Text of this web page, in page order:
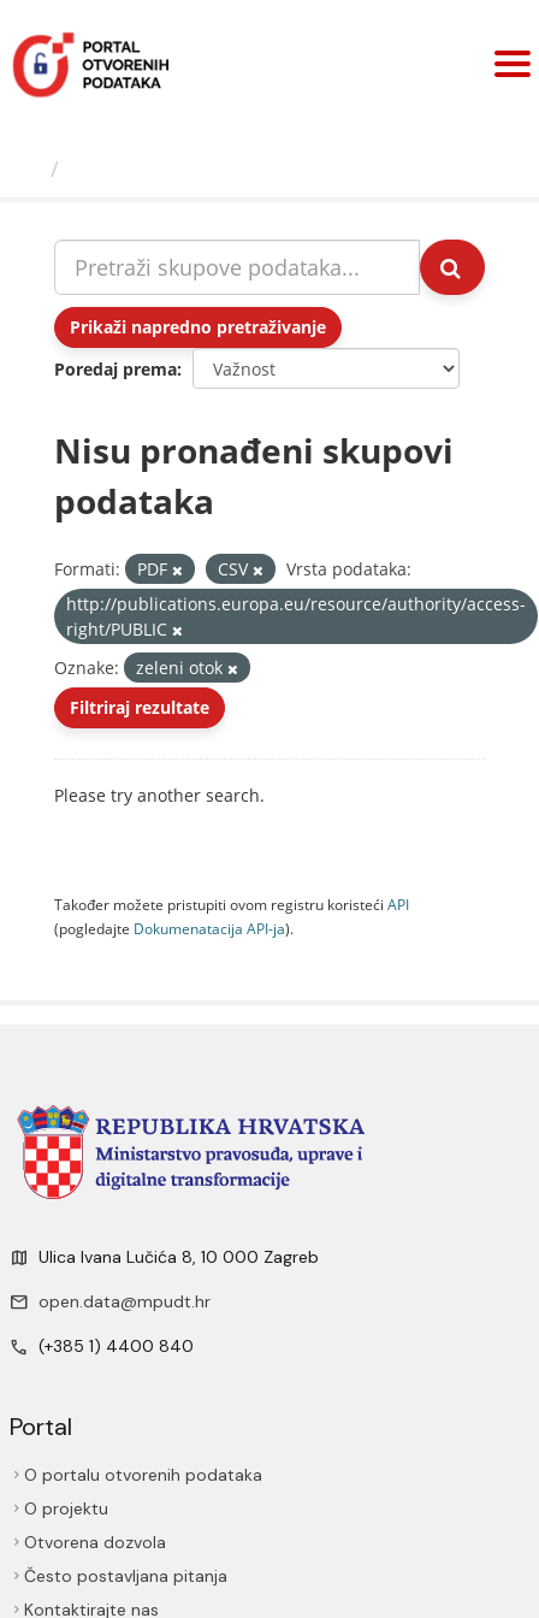
sadržaj
Prikaži napredno pretraživanje
Poredaj prema
Nisu pronađeni skupovi
podataka
Formati: PDF CSV
Vrsta podataka:
http://publications.europa.eu/resource/authority/access-
right/PUBLIC
Oznake:
zeleni otok
Filtriraj rezultate
Please try another search.
Također možete pristupiti ovom registru koristeći API
(pogledajte Dokumenаtаcijа API-jа).